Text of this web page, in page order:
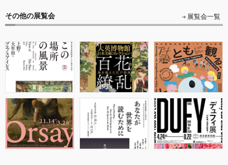
その他の展覧会 展覧会一覧